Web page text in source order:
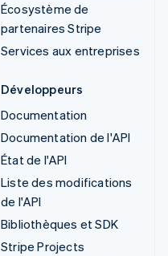
Écosystème de
partenaires Stripe
Services aux entreprises
Développeurs
Documentation
Documentation de l'API
État de l'API
Liste des modifications
de l'API
Bibliothèques et SDK
Stripe Projects